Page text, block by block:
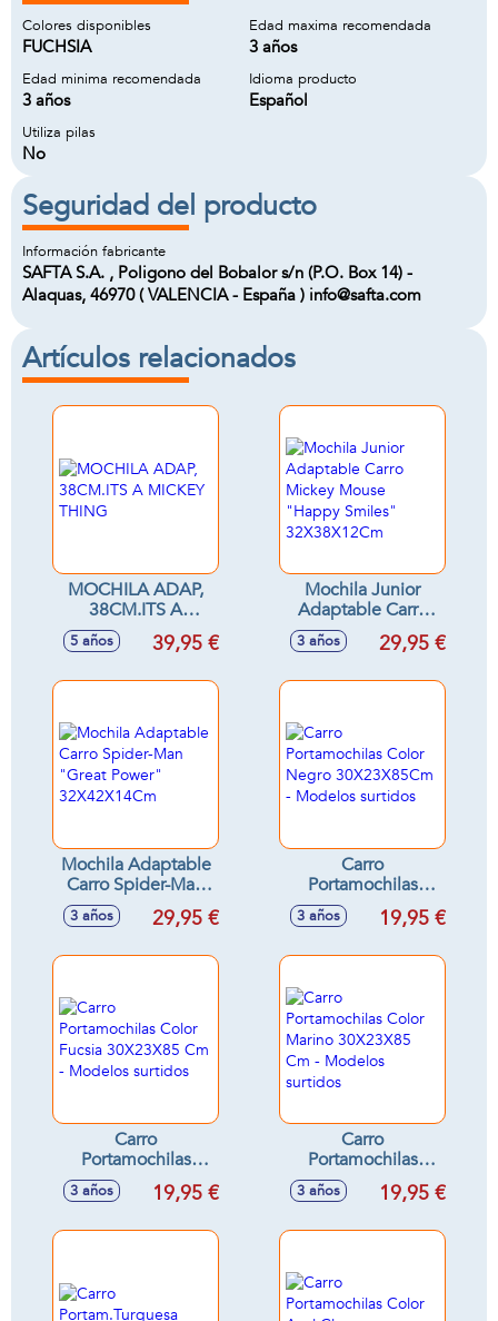
Colores disponibles
FUCHSIA
Edad maxima recomendada
3 años
Edad minima recomendada
3 años
Idioma producto
Español
Utiliza pilas
No
Seguridad del producto
Información fabricante
SAFTA S.A. , Poligono del Bobalor s/n (P.O. Box 14) -
Alaquas, 46970 ( VALENCIA - España ) info@safta.com
Artículos relacionados
MOCHILA ADAP,
38CM.ITS A
MICKEY THING
5 años 39,95 €
Mochila Junior
Adaptable Carro
Mickey Mouse
"Happy Smiles"
3 años 29,95 €
Mochila Adaptable
Carro Spider-Man
"Great Power"
32X42X14Cm
3 años 29,95 €
Carro
Portamochilas
Color Negro
30X23X85Cm -
3 años 19,95 €
Carro
Portamochilas
Color Fucsia
30X23X85 Cm -
3 años 19,95 €
Carro
Portamochilas
Color Marino
30X23X85 Cm -
3 años 19,95 €